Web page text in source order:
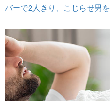
バーで2人きり、こじらせ男